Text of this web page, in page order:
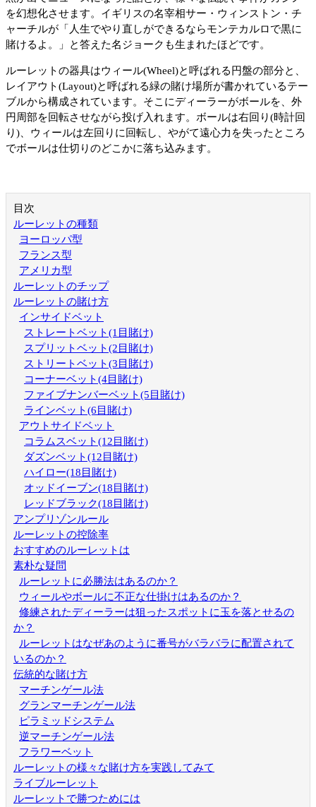
を幻想化させます。イギリスの名宰相サー・ウィンストン・チ
ャーチルが「人生でやり直しができるならモンテカルロで黒に
賭けるよ。」と答えた名ジョークも生まれたほどです。
ルーレットの器具はウィール(Wheel)と呼ばれる円盤の部分と、
レイアウト(Layout)と呼ばれる緑の賭け場所が書かれているテー
ブルから構成されています。そこにディーラーがボールを、外
円周部を回転させながら投げ入れます。ボールは右回り(時計回
り)、ウィールは左回りに回転し、やがて遠心力を失ったところ
でボールは仕切りのどこかに落ち込みます。
目次
ルーレットの種類
ヨーロッパ型
フランス型
アメリカ型
ルーレットのチップ
ルーレットの賭け方
インサイドベット
ストレートベット(1目賭け)
スプリットベット(2目賭け)
ストリートベット(3目賭け)
コーナーベット(4目賭け)
ファイブナンバーベット(5目賭け)
ラインベット(6目賭け)
アウトサイドベット
コラムスベット(12目賭け)
ダズンベット(12目賭け)
ハイロー(18目賭け)
オッドイーブン(18目賭け)
レッドブラック(18目賭け)
アンプリゾンルール
ルーレットの控除率
おすすめのルーレットは
素朴な疑問
ルーレットに必勝法はあるのか？
ウィールやボールに不正な仕掛けはあるのか？
修練されたディーラーは狙ったスポットに玉を落とせるの
か？
ルーレットはなぜあのように番号がバラバラに配置されて
いるのか？
伝統的な賭け方
マーチンゲール法
グランマーチンゲール法
ピラミッドシステム
逆マーチンゲール法
フラワーベット
ルーレットの様々な賭け方を実践してみて
ライブルーレット
ルーレットで勝つためには